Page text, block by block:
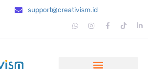
support@creativism.id